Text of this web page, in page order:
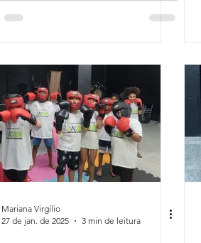
Mariana Virgílio
27 de jan. de 2025
3 min de leitura